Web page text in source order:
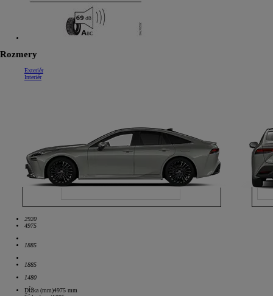
Rozmery
Exteriér
Interiér
2920
4975
1885
1885
1480
Dĺžka (mm)4975 mm